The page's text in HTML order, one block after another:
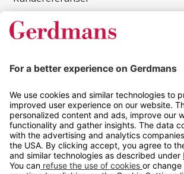
Magasin
Tips og guider
Kontakt
info@gerdmans.no
67 80 56 20
Åpningstid
Hverdager 08:00-16:00